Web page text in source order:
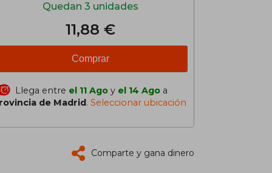
Quedan 3 unidades
11,88 €
Comprar
Llega entre el 11 Ago y el 14 Ago a
de Madrid. Seleccionar ubicación
Comparte y gana dinero